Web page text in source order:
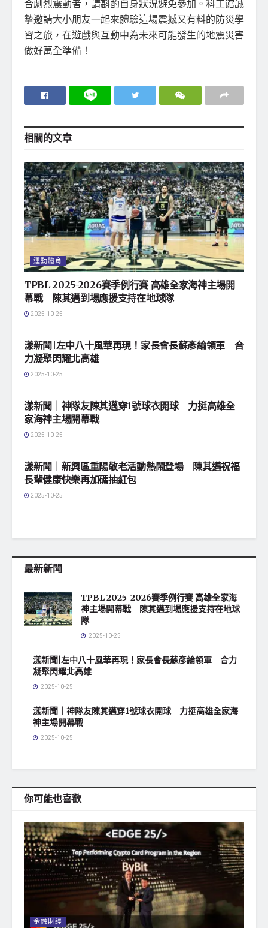
合劇烈震動者，請斟酌自身狀況避免參加。科工館誠
摯邀請大小朋友一起來體驗這場震撼又有料的防災學
習之旅，在遊戲與互動中為未來可能發生的地震災害
做好萬全準備！
相關的文章
運動體育
TPBL 2025-2026賽季例行賽 高雄全家海神主場開
幕戰 陳其邁到場應援支持在地球隊
2025-10-25
漾新聞|左中八十風華再現！家長會長蘇彥綸領軍 合
力凝聚閃耀北高雄
2025-10-25
漾新聞｜神隊友陳其邁穿1號球衣開球 力挺高雄全
家海神主場開幕戰
2025-10-25
漾新聞｜新興區重陽敬老活動熱鬧登場 陳其邁祝福
長輩健康快樂再加碼抽紅包
2025-10-25
最新新聞
TPBL 2025-2026賽季例行賽 高雄全家海
神主場開幕戰 陳其邁到場應援支持在地球
隊
2025-10-25
漾新聞|左中八十風華再現！家長會長蘇彥綸領軍 合力
凝聚閃耀北高雄
2025-10-25
漾新聞｜神隊友陳其邁穿1號球衣開球 力挺高雄全家海
神主場開幕戰
2025-10-25
你可能也喜歡
金融財經